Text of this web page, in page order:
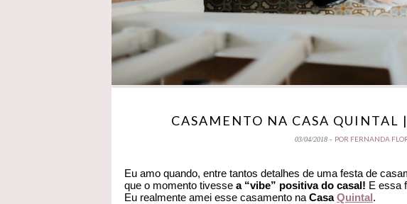
CASAMENTO NA CASA QUINTAL
03/04/2018 - POR FERNANDA
Eu amo quando, entre tantos detalhes de uma festa de
que o momento tivesse a “vibe” positiva do casal! E essa
Eu realmente amei esse casamento na Casa Quintal.